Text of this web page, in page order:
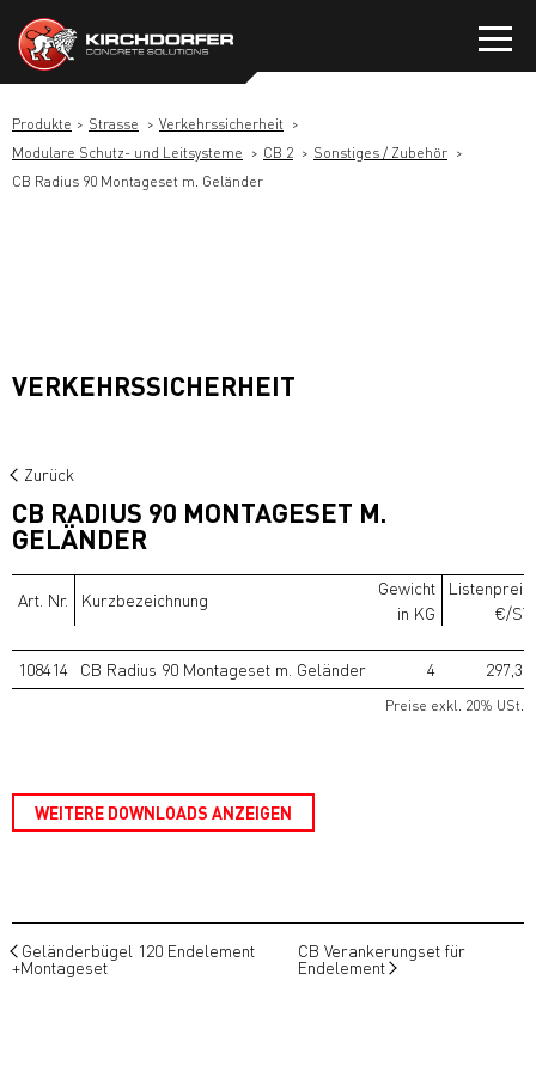
Inhalt
springen
Produkte Strasse
Verkehrssicherheit
Modulare Schutz- und Leitsysteme
CB 2
Sonstiges / Zubehör
CB Radius 90 Montageset m. Geländer
VERKEHRSSICHERHEIT
Zurück
CB RADIUS 90 MONTAGESET M.
GELÄNDER
Art. Nr. Kurzbezeichnung
Gewicht
in KG
Listenpreis
€/ST
108414 CB Radius 90 Montageset m. Geländer 4 297,30
Preise exkl. 20% USt.
WEITERE DOWNLOADS ANZEIGEN
Geländerbügel 120 Endelement
+Montageset
CB Verankerungset für
Endelement